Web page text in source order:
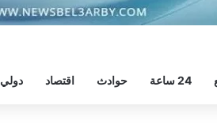
24 ساعة حوادث اقتصاد دولي